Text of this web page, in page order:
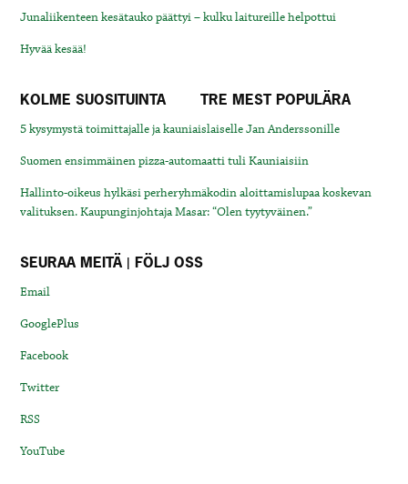
Junaliikenteen kesätauko päättyi – kulku laitureille helpottui
Hyvää kesää!
KOLME SUOSITUINTA TRE MEST POPULÄRA
5 kysymystä toimittajalle ja kauniaislaiselle Jan Anderssonille
Suomen ensimmäinen pizza-automaatti tuli Kauniaisiin
Hallinto-oikeus hylkäsi perheryhmäkodin aloittamislupaa koskevan
valituksen. Kaupunginjohtaja Masar: “Olen tyytyväinen.”
SEURAA MEITÄ | FÖLJ OSS
Email
GooglePlus
Facebook
Twitter
RSS
YouTube